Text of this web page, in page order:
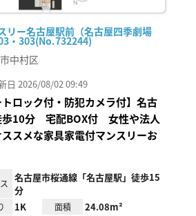
リー名古屋駅前（名古屋四季劇場
・303(No.732244)
中村区
日 2026/08/02 09:49
トロック付・防犯カメラ付】名古
歩10分 宅配BOX付 女性や法人
スメな家具家電付マンスリーお
名古屋市桜通線「名古屋駅」徒歩15
分
1K 面積 24.08m²